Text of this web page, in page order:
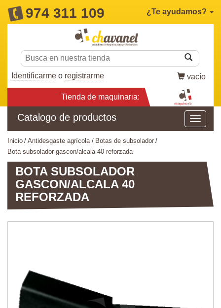
974 311 109 ¿Te ayudamos?
Identificarme o registrarme vacío
Tienda de maquinaria:
Catalogo de productos
inicio antidesgaste agrícola
botas de subsolador
bota subsolador gascon/alcala 40 reforzada
BOTA SUBSOLADOR
GASCON/ALCALA 40
REFORZADA